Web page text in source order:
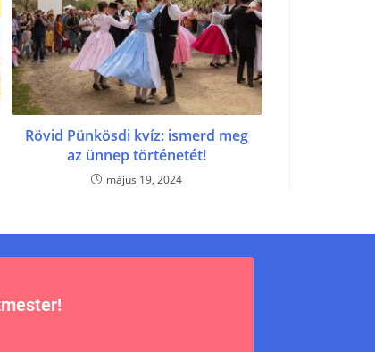
Rövid Pünkösdi kvíz: ismerd meg
az ünnep történetét!
május 19, 2024